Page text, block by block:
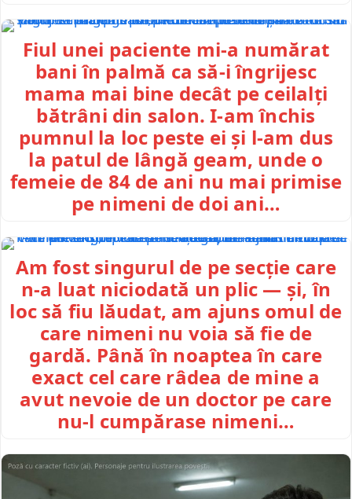
Fiul unei paciente mi-a numărat
bani în palmă ca să-i îngrijesc
mama mai bine decât pe ceilalți
bătrâni din salon. I-am închis
pumnul la loc peste ei și l-am dus
la patul de lângă geam, unde o
femeie de 84 de ani nu mai primise
pe nimeni de doi ani…
Am fost singurul de pe secție care
n-a luat niciodată un plic — și, în
loc să fiu lăudat, am ajuns omul de
care nimeni nu voia să fie de
gardă. Până în noaptea în care
exact cel care râdea de mine a
avut nevoie de un doctor pe care
nu-l cumpărase nimeni…